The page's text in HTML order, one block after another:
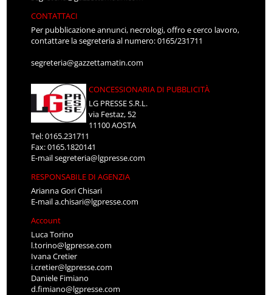
CONTATTACI
Per pubblicazione annunci, necrologi, offro e cerco lavoro,
contattare la segreteria al numero: 0165/231711
segreteria@gazzettamatin.com
CONCESSIONARIA DI PUBBLICITÀ
LG PRESSE S.R.L.
via Festaz, 52
11100 AOSTA
Tel: 0165.231711
Fax: 0165.1820141
E-mailsegreteria@lgpresse.com
RESPONSABILE DI AGENZIA
Arianna Gori Chisari
E-maila.chisari@lgpresse.com
Account
Luca Torino
l.torino@lgpresse.com
Ivana Cretier
i.cretier@lgpresse.com
Daniele Fimiano
d.fimiano@lgpresse.com